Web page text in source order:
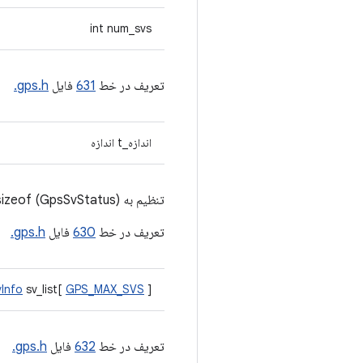
int num_svs
تعریف در خط 631 فایل gps.h.
اندازه_t اندازه
تنظیم به sizeof (GpsSvStatus)
تعریف در خط 630 فایل gps.h.
sv_list[ GPS_MAX_SVS ]
تعریف در خط 632 فایل gps.h.